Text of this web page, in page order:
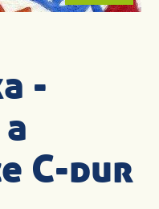
-
C-dur